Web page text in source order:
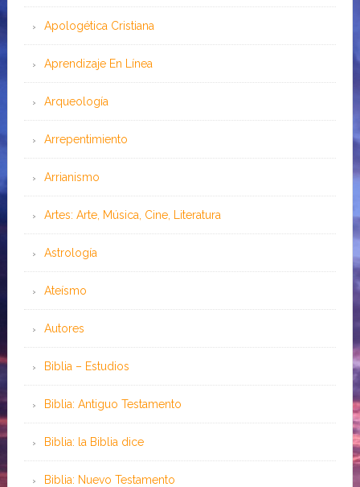
Apologética Cristiana
Aprendizaje En Línea
Arqueología
Arrepentimiento
Arrianismo
Artes: Arte, Música, Cine, Literatura
Astrología
Ateísmo
Autores
Biblia – Estudios
Biblia: Antiguo Testamento
Biblia: la Biblia dice
Biblia: Nuevo Testamento